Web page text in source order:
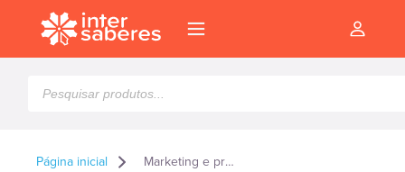
produtos
Página inicial Marketing e propaganda